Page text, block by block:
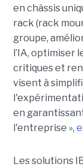
en châssis
rack (rack
groupe,
l’IA, optimiser
critiques et
visent à
en
l'entreprise »,
Les solutions